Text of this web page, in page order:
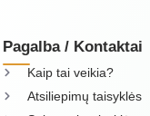
Pagalba / Kontaktai
Kaip tai veikia?
Atsiliepimų taisyklės